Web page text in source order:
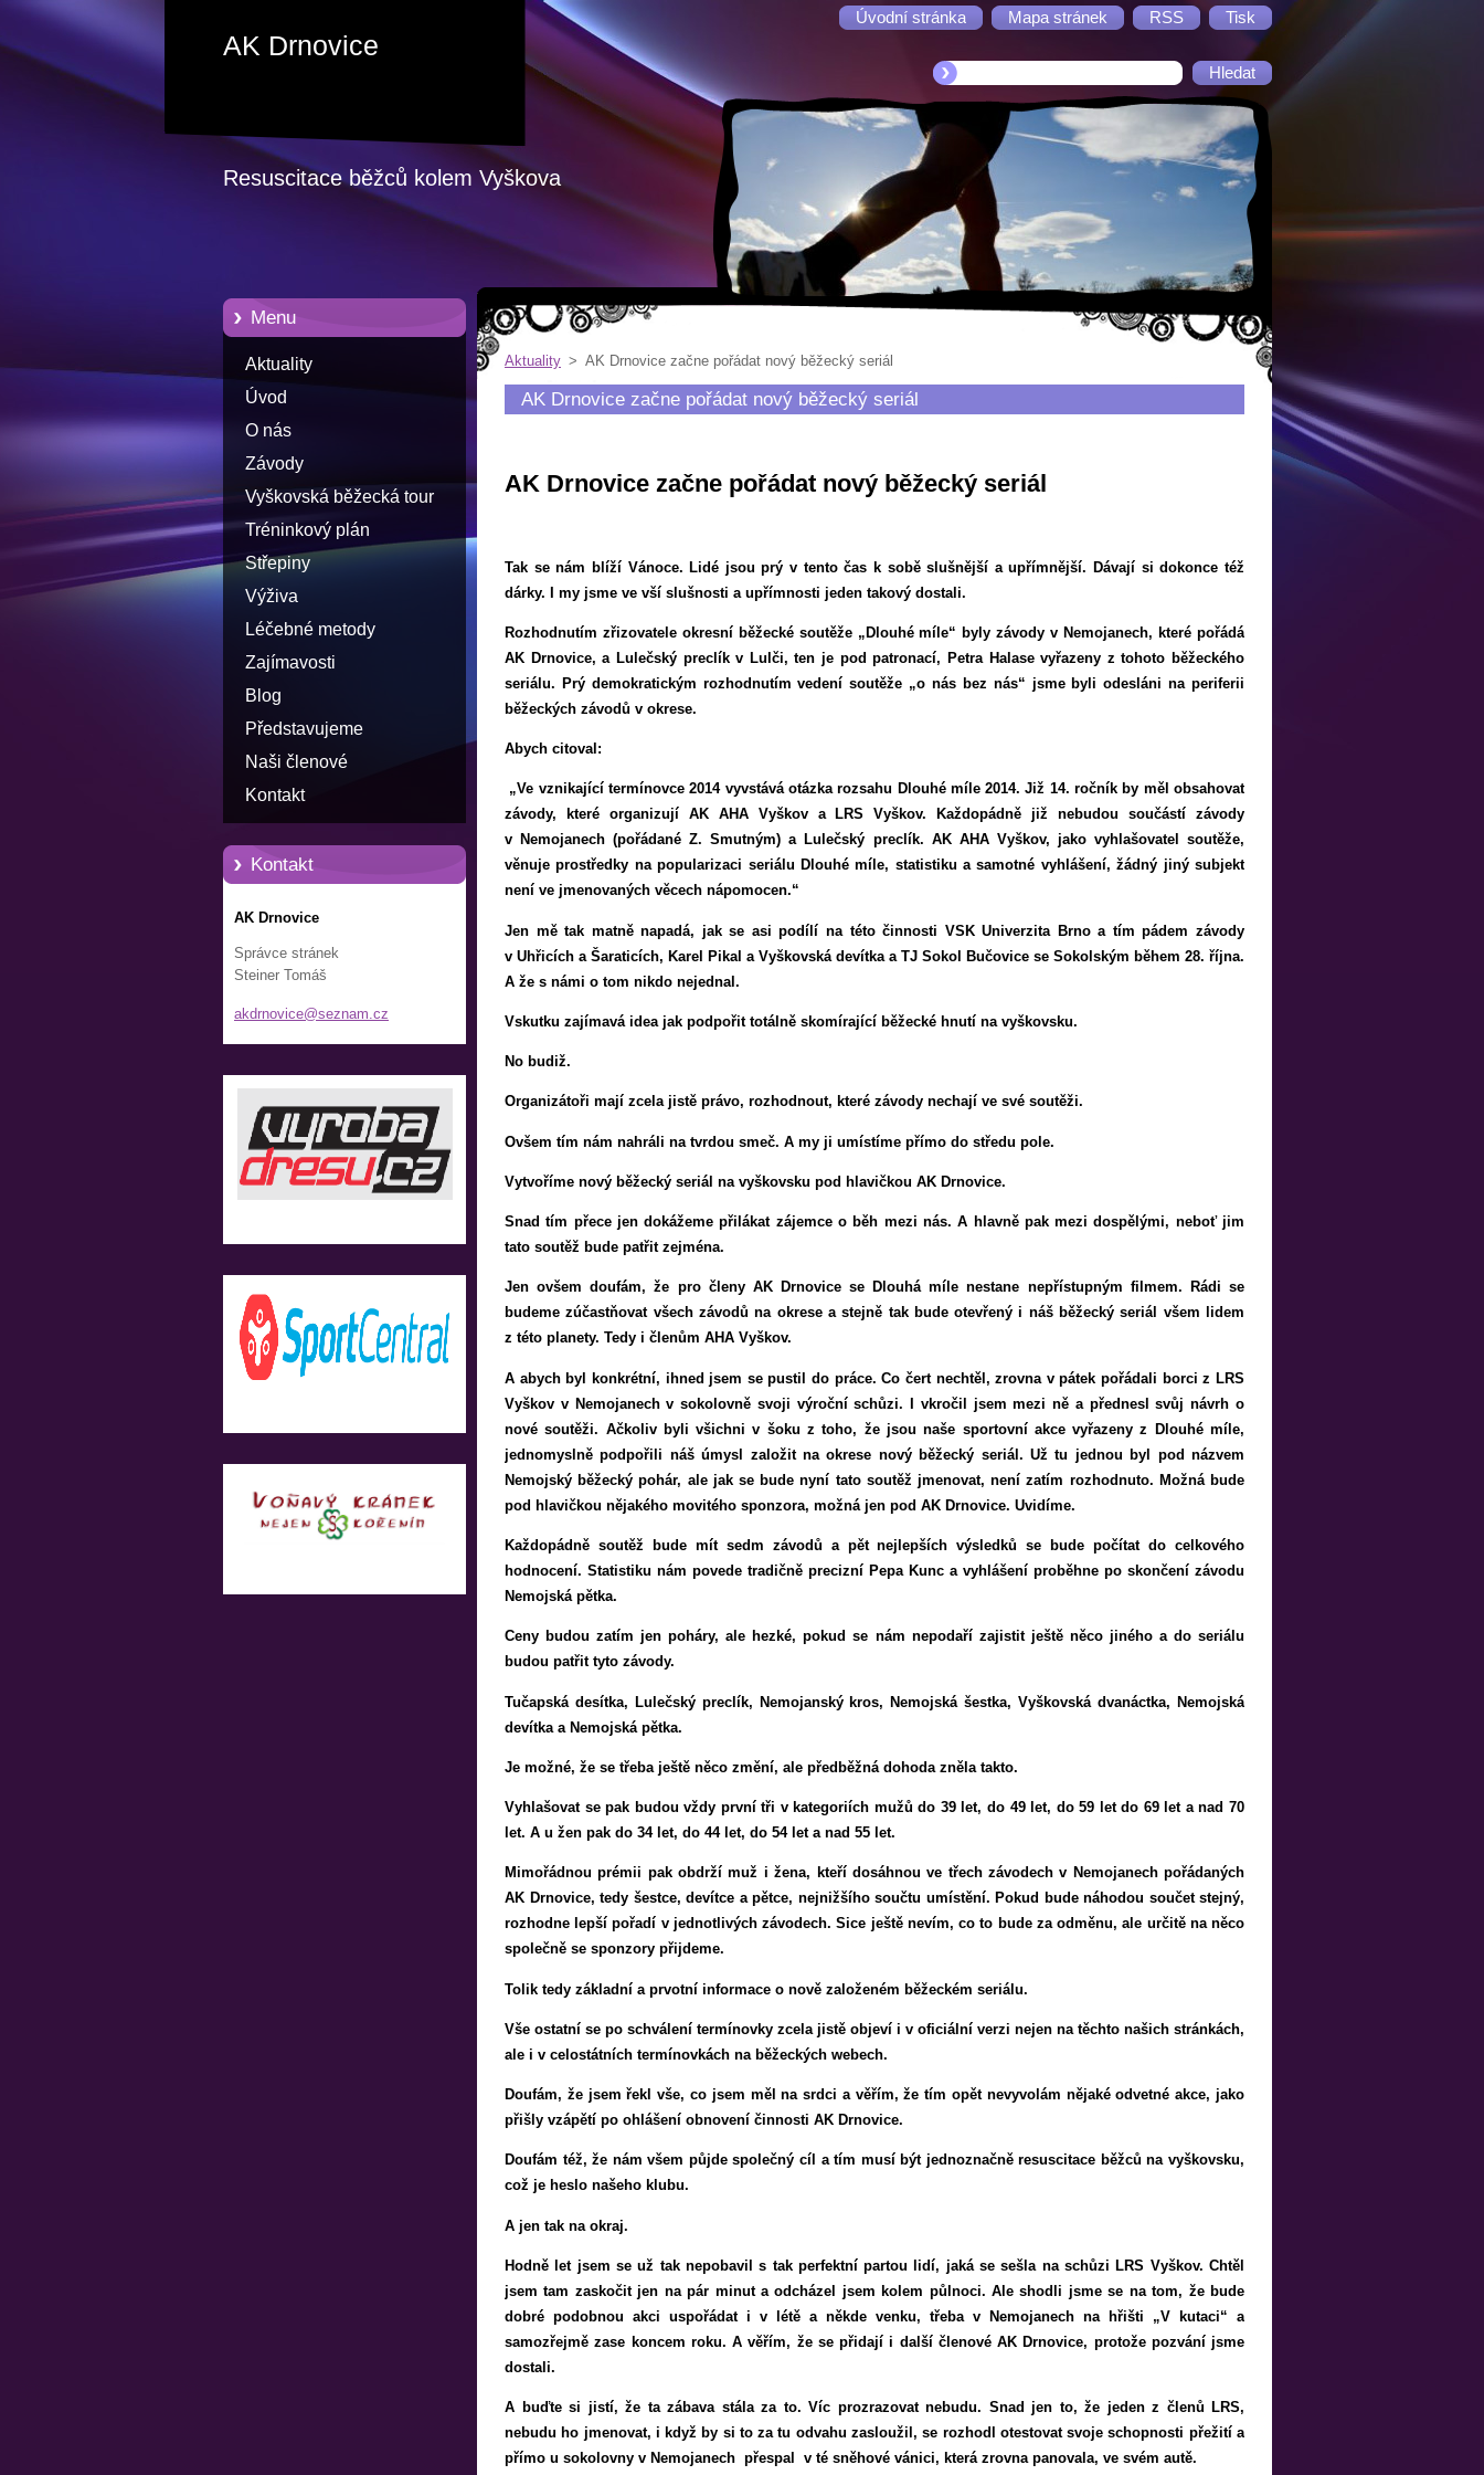
Úvodní stránka Mapa stránek RSS Tisk
AK Drnovice
Resuscitace běžců kolem Vyškova
Menu
Aktuality
Úvod
O nás
Závody
Vyškovská běžecká tour
Tréninkový plán
Střepiny
Výživa
Léčebné metody
Zajímavosti
Blog
Představujeme
Naši členové
Kontakt
Kontakt
AK Drnovice
Správce stránek
Steiner Tomáš
akdrnovice@seznam.cz
Aktuality > AK Drnovice začne pořádat nový běžecký seriál
AK Drnovice začne pořádat nový běžecký seriál
AK Drnovice začne pořádat nový běžecký seriál
Tak se nám blíží Vánoce. Lidé jsou prý v tento čas k sobě slušnější a upřímnější. Dávají si dokonce též
dárky. I my jsme ve vší slušnosti a upřímnosti jeden takový dostali.
Rozhodnutím zřizovatele okresní běžecké soutěže „Dlouhé míle“ byly závody v Nemojanech, které pořádá
AK Drnovice, a Lulečský preclík v Lulči, ten je pod patronací, Petra Halase vyřazeny z tohoto běžeckého
seriálu. Prý demokratickým rozhodnutím vedení soutěže „o nás bez nás“ jsme byli odesláni na periferii
běžeckých závodů v okrese.
Abych citoval:
„Ve vznikající termínovce 2014 vyvstává otázka rozsahu Dlouhé míle 2014. Již 14. ročník by měl obsahovat
závody, které organizují AK AHA Vyškov a LRS Vyškov. Každopádně již nebudou součástí závody
v Nemojanech (pořádané Z. Smutným) a Lulečský preclík. AK AHA Vyškov, jako vyhlašovatel soutěže,
věnuje prostředky na popularizaci seriálu Dlouhé míle, statistiku a samotné vyhlášení, žádný jiný subjekt
není ve jmenovaných věcech nápomocen.“
Jen mě tak matně napadá, jak se asi podílí na této činnosti VSK Univerzita Brno a tím pádem závody
v Uhřicích a Šaraticích, Karel Pikal a Vyškovská devítka a TJ Sokol Bučovice se Sokolským během 28. října.
A že s námi o tom nikdo nejednal.
Vskutku zajímavá idea jak podpořit totálně skomírající běžecké hnutí na vyškovsku.
No budiž.
Organizátoři mají zcela jistě právo, rozhodnout, které závody nechají ve své soutěži.
Ovšem tím nám nahráli na tvrdou smeč. A my ji umístíme přímo do středu pole.
Vytvoříme nový běžecký seriál na vyškovsku pod hlavičkou AK Drnovice.
Snad tím přece jen dokážeme přilákat zájemce o běh mezi nás. A hlavně pak mezi dospělými, neboť jim
tato soutěž bude patřit zejména.
Jen ovšem doufám, že pro členy AK Drnovice se Dlouhá míle nestane nepřístupným filmem. Rádi se
budeme zúčastňovat všech závodů na okrese a stejně tak bude otevřený i náš běžecký seriál všem lidem
z této planety. Tedy i členům AHA Vyškov.
A abych byl konkrétní, ihned jsem se pustil do práce. Co čert nechtěl, zrovna v pátek pořádali borci z LRS
Vyškov v Nemojanech v sokolovně svoji výroční schůzi. I vkročil jsem mezi ně a přednesl svůj návrh o
nové soutěži. Ačkoliv byli všichni v šoku z toho, že jsou naše sportovní akce vyřazeny z Dlouhé míle,
jednomyslně podpořili náš úmysl založit na okrese nový běžecký seriál. Už tu jednou byl pod názvem
Nemojský běžecký pohár, ale jak se bude nyní tato soutěž jmenovat, není zatím rozhodnuto. Možná bude
pod hlavičkou nějakého movitého sponzora, možná jen pod AK Drnovice. Uvidíme.
Každopádně soutěž bude mít sedm závodů a pět nejlepších výsledků se bude počítat do celkového
hodnocení. Statistiku nám povede tradičně precizní Pepa Kunc a vyhlášení proběhne po skončení závodu
Nemojská pětka.
Ceny budou zatím jen poháry, ale hezké, pokud se nám nepodaří zajistit ještě něco jiného a do seriálu
budou patřit tyto závody.
Tučapská desítka, Lulečský preclík, Nemojanský kros, Nemojská šestka, Vyškovská dvanáctka, Nemojská
devítka a Nemojská pětka.
Je možné, že se třeba ještě něco změní, ale předběžná dohoda zněla takto.
Vyhlašovat se pak budou vždy první tři v kategoriích mužů do 39 let, do 49 let, do 59 let do 69 let a nad 70
let. A u žen pak do 34 let, do 44 let, do 54 let a nad 55 let.
Mimořádnou prémii pak obdrží muž i žena, kteří dosáhnou ve třech závodech v Nemojanech pořádaných
AK Drnovice, tedy šestce, devítce a pětce, nejnižšího součtu umístění. Pokud bude náhodou součet stejný,
rozhodne lepší pořadí v jednotlivých závodech. Sice ještě nevím, co to bude za odměnu, ale určitě na něco
společně se sponzory přijdeme.
Tolik tedy základní a prvotní informace o nově založeném běžeckém seriálu.
Vše ostatní se po schválení termínovky zcela jistě objeví i v oficiální verzi nejen na těchto našich stránkách,
ale i v celostátních termínovkách na běžeckých webech.
Doufám, že jsem řekl vše, co jsem měl na srdci a věřím, že tím opět nevyvolám nějaké odvetné akce, jako
přišly vzápětí po ohlášení obnovení činnosti AK Drnovice.
Doufám též, že nám všem půjde společný cíl a tím musí být jednoznačně resuscitace běžců na vyškovsku,
což je heslo našeho klubu.
A jen tak na okraj.
Hodně let jsem se už tak nepobavil s tak perfektní partou lidí, jaká se sešla na schůzi LRS Vyškov. Chtěl
jsem tam zaskočit jen na pár minut a odcházel jsem kolem půlnoci. Ale shodli jsme se na tom, že bude
dobré podobnou akci uspořádat i v létě a někde venku, třeba v Nemojanech na hřišti „V kutaci“ a
samozřejmě zase koncem roku. A věřím, že se přidají i další členové AK Drnovice, protože pozvání jsme
dostali.
A buďte si jistí, že ta zábava stála za to. Víc prozrazovat nebudu. Snad jen to, že jeden z členů LRS,
nebudu ho jmenovat, i když by si to za tu odvahu zasloužil, se rozhodl otestovat svoje schopnosti přežití a
přímo u sokolovny v Nemojanech přespal v té sněhové vánici, která zrovna panovala, ve svém autě.